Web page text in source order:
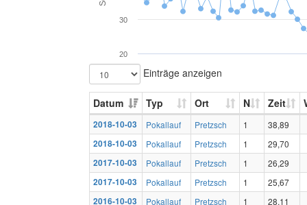
20
30
Einträge anzeigen
Datum Typ Ort N Zeit
2018-10-03 Pokallauf Pretzsch 1
38,89
2018-10-03
Pokallauf Pretzsch 1
29,70
2017-10-03
Pokallauf Pretzsch 1
26,29
2017-10-03
Pokallauf Pretzsch 1
25,67
2016-10-03
Pokallauf Pretzsch 1
28,11